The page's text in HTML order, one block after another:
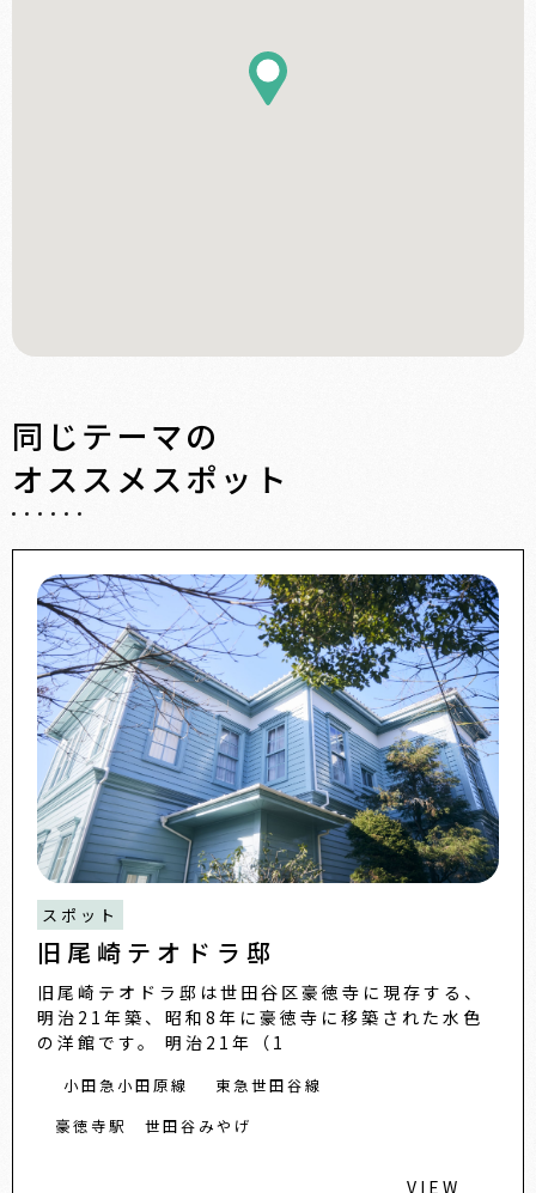
同じテーマの
オススメスポット
スポット
旧尾崎テオドラ邸
旧尾崎テオドラ邸は世田谷区豪徳寺に現存する、
明治21年築、昭和8年に豪徳寺に移築された水色
の洋館です。 明治21年（1
小田急小田原線
東急世田谷線
豪徳寺駅
世田谷みやげ
VIEW